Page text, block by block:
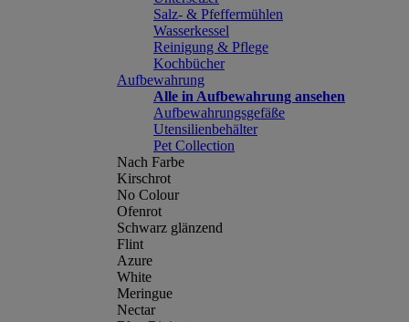
Salz- & Pfeffermühlen
Wasserkessel
Reinigung & Pflege
Kochbücher
Aufbewahrung
Alle in Aufbewahrung ansehen
Aufbewahrungsgefäße
Utensilienbehälter
Pet Collection
Nach Farbe
Kirschrot
No Colour
Ofenrot
Schwarz glänzend
Flint
Azure
White
Meringue
Nectar